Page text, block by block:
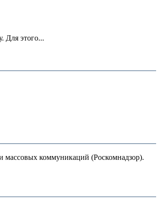
Для этого...
коммуникаций (Роскомнадзор).